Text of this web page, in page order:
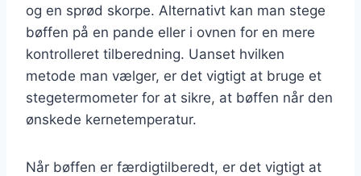
og en sprød skorpe. Alternativt kan man stege
bøffen på en pande eller i ovnen for en mere
kontrolleret tilberedning. Uanset hvilken
metode man vælger, er det vigtigt at bruge et
stegetermometer for at sikre, at bøffen når den
ønskede kernetemperatur.
Når bøffen er færdigtilberedt, er det vigtigt at